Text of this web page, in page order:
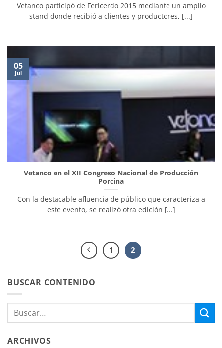
Vetanco participó de Fericerdo 2015 mediante un amplio
stand donde recibió a clientes y productores, [...]
Vetanco en el XII Congreso Nacional de Producción
Porcina
Con la destacable afluencia de público que caracteriza a
este evento, se realizó otra edición [...]
05
Jul
1 2
BUSCAR CONTENIDO
ARCHIVOS